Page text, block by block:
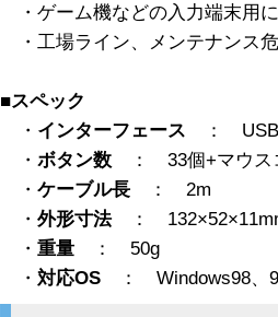
・ゲーム機などの入力端末用に
・工場ライン、メンテナンス
■スペック
・ インターフェース ：
・ ボタン数 ： 33個+マウス
・ ケーブル長 ： 2m
・ 外形寸法：
・ 重量 ： 50g
・ 対応OS ： Windows98、